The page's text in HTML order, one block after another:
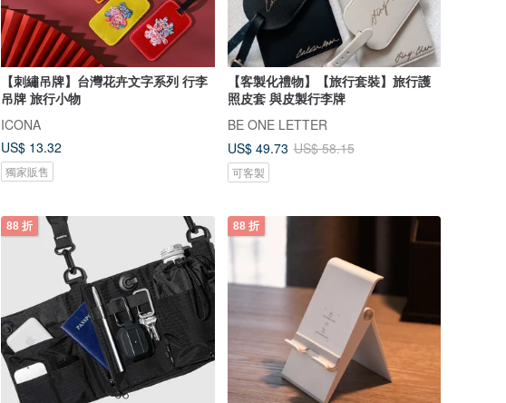
【刺繡吊牌】台灣花卉文字系列 行李
吊牌 旅行小物
ICONA
US$ 13.32
獨家販售
【客製化禮物】【旅行套裝】旅行護
照皮套 與皮製行李牌
BE ONE LETTER
US$ 49.73 US$ 58.15
可客製
88 折 88 折